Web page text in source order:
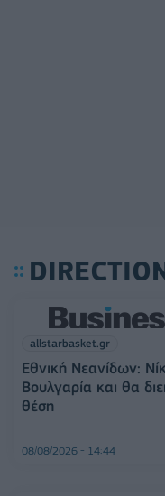
allstarbasket.gr
Εθνική Νεανίδων:
Βουλγαρία και θα
θέση
08/08/2026 - 14:44